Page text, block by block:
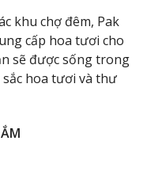
khu chợ đêm, Pak
cấp hoa tươi cho
sẽ được sống trong
hoa tươi và thư